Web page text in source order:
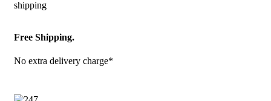
Free Shipping.
No extra delivery charge*